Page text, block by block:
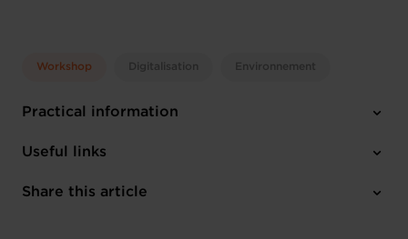
Workshop Digitalisation Environnement
Practical information
Wednesday 18 Oct 2023
House of Entrepreneurship
Useful links
Register here
Share this article